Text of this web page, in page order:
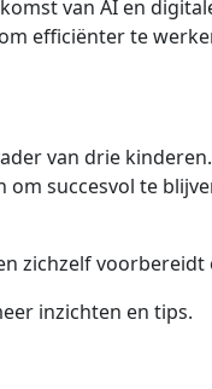
van AI en
efficiënter te
van drie
succesvol te
zichzelf
inzichten en tips.